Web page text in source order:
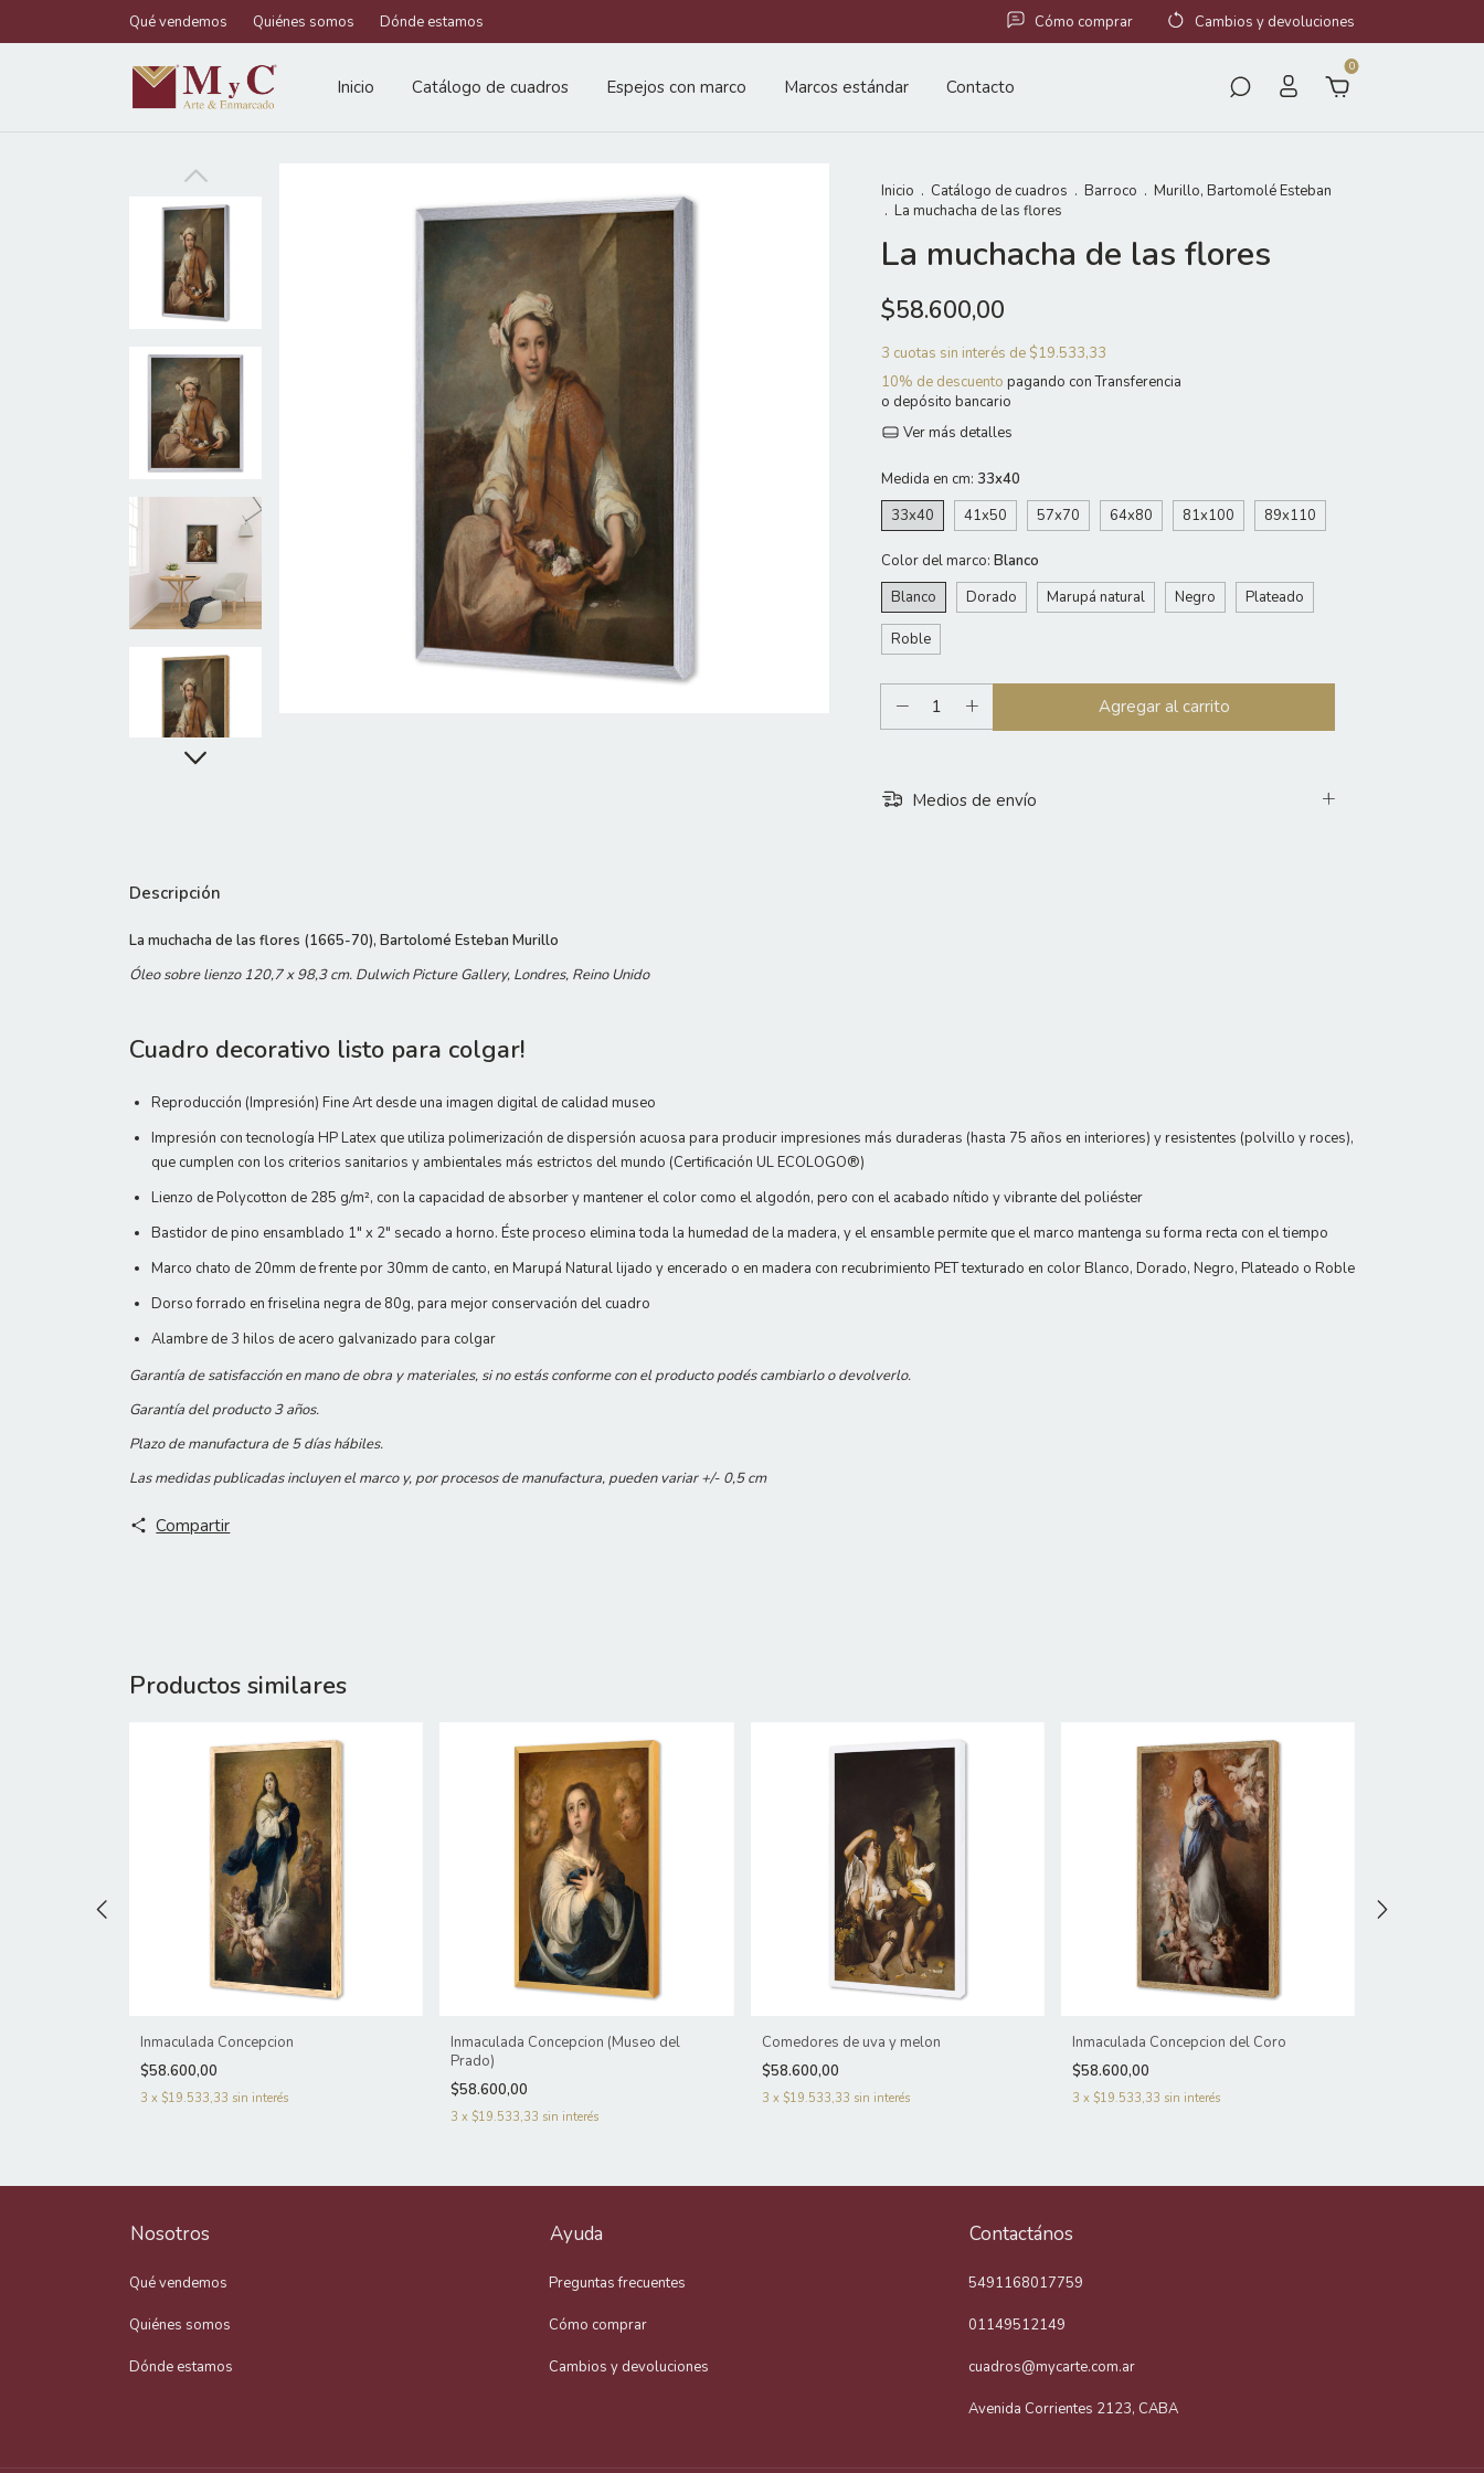
Qué vendemos Quiénes somos Dónde estamos Cómo comprar Cambios y devoluciones
Inicio Catálogo de cuadros Espejos con marco Marcos estándar Contacto
0
Inicio . Catálogo de cuadros . Barroco . Murillo, Bartomolé Esteban
. La muchacha de las flores
La muchacha de las flores
$58.600,00
3 cuotas sin interés de $19.533,33
10% de descuento pagando con Transferencia
o depósito bancario
Ver más detalles
Medida en cm: 33x40
33x40
41x50 57x70 64x80 81x100 89x110
Color del marco: Blanco
Blanco
Dorado Marupá natural Negro Plateado
Roble
Medios de envío
Descripción
La muchacha de las flores (1665-70), Bartolomé Esteban Murillo
Óleo sobre lienzo 120,7 x 98,3 cm. Dulwich Picture Gallery, Londres, Reino Unido
Cuadro decorativo listo para colgar!
Reproducción (Impresión) Fine Art desde una imagen digital de calidad museo
Impresión con tecnología HP Latex que utiliza polimerización de dispersión acuosa para producir impresiones más duraderas (hasta 75 años en interiores) y resistentes (polvillo y roces),
que cumplen con los criterios sanitarios y ambientales más estrictos del mundo (Certificación UL ECOLOGO®)
Lienzo de Polycotton de 285 g/m², con la capacidad de absorber y mantener el color como el algodón, pero con el acabado nítido y vibrante del poliéster
Bastidor de pino ensamblado 1" x 2" secado a horno. Éste proceso elimina toda la humedad de la madera, y el ensamble permite que el marco mantenga su forma recta con el tiempo
Marco chato de 20mm de frente por 30mm de canto, en Marupá Natural lijado y encerado o en madera con recubrimiento PET texturado en color Blanco, Dorado, Negro, Plateado o Roble
Dorso forrado en friselina negra de 80g, para mejor conservación del cuadro
Alambre de 3 hilos de acero galvanizado para colgar
Garantía de satisfacción en mano de obra y materiales, si no estás conforme con el producto podés cambiarlo o devolverlo.
Garantía del producto 3 años.
Plazo de manufactura de 5 días hábiles.
Las medidas publicadas incluyen el marco y, por procesos de manufactura, pueden variar +/- 0,5 cm
Compartir
Productos similares
Inmaculada Concepcion
$58.600,00
3 x $19.533,33 sin interés
Inmaculada Concepcion (Museo del
Prado)
$58.600,00
3 x$19.533,33 sin interés
Comedores de uva y melon
$58.600,00
3 x $19.533,33 sin interés
Inmaculada Concepcion del Coro
$58.600,00
3 x $19.533,33 sin interés
Nosotros
Qué vendemos
Quiénes somos
Dónde estamos
Ayuda
Preguntas frecuentes
Cómo comprar
Cambios y devoluciones
Contactános
5491168017759
01149512149
cuadros@mycarte.com.ar
Avenida Corrientes 2123, CABA